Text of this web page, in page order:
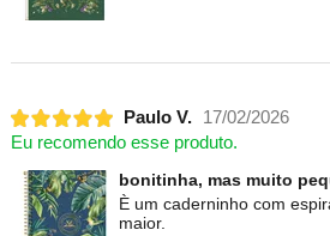
Paulo V.
17/02/2026
Eu recomendo esse produto.
bonitinha, mas muito
È um caderninho com
maior.